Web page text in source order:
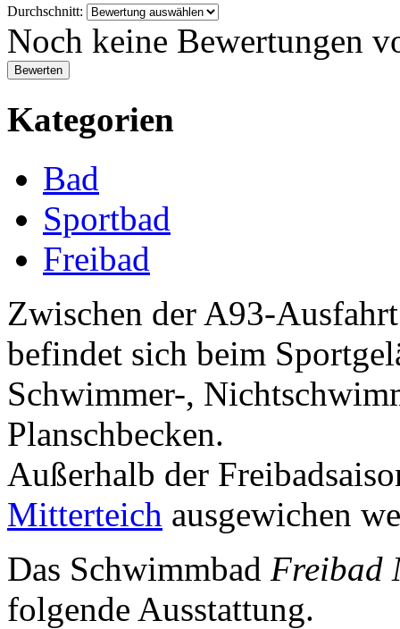
Durchschnitt:
Noch keine Bewertungen
Kategorien
Bad
Sportbad
Freibad
Zwischen der A93-
befindet sich beim
Schwimmer-,
Planschbecken.
Außerhalb der
Mitterteich ausgewichen
Das Schwimmbad Freibad
folgende Ausstattung.